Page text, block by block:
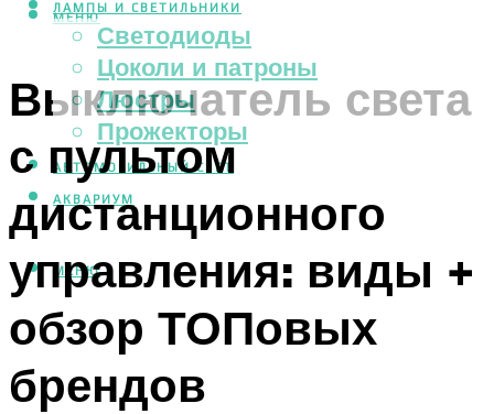
ЛАМПЫ И СВЕТИЛЬНИКИ
Светодиоды
Цоколи и патроны
Люстры
Прожекторы
АВТОМОБИЛЬНЫЙ СВЕТ
АКВАРИУМ
МЕНЮ
МЕНЮ
Выключатель света
с пультом
дистанционного
управления: виды +
обзор ТОПовых
брендов